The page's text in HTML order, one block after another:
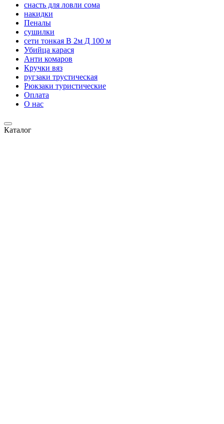
снасть для ловли сома
накидки
Пеналы
сушилки
сети тонкая В 2м Д 100 м
Убийца карася
Анти комаров
Кручки вяз
ругзаки трустическая
Рюкзаки туристические
Оплата
О нас
Каталог